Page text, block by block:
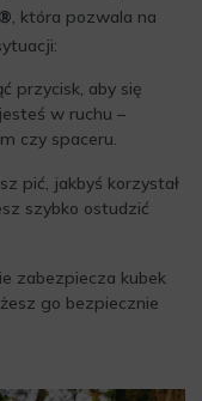
, która pozwala na
przycisk, aby się
w ruchu –
czy spaceru.
pić, jakbyś korzystał
szybko ostudzić
zabezpiecza kubek
go bezpiecznie